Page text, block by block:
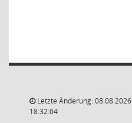
Letzte Änderung: 08.08.2026
18:32:04